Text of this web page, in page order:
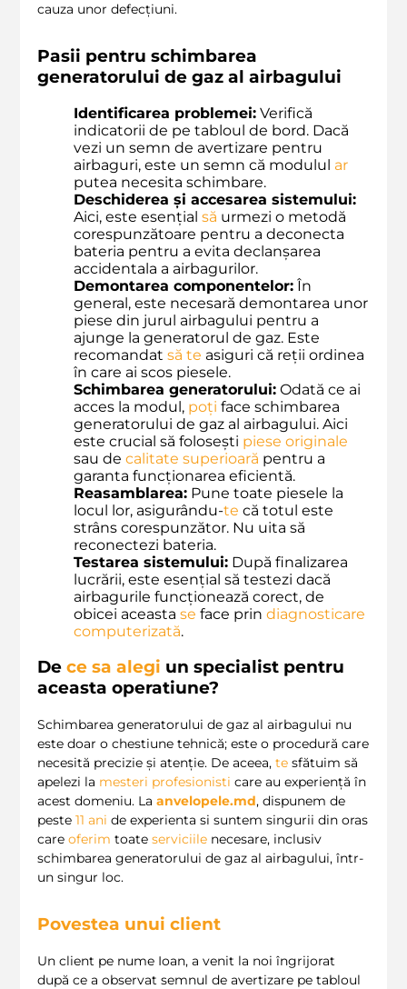
cauza unor defecțiuni.
Pasii pentru schimbarea
generatorului de gaz al airbagului
Identificarea problemei: Verifică
indicatorii de pe tabloul de bord. Dacă
vezi un semn de avertizare pentru
airbaguri, este un semn că modulul ar
putea necesita schimbare.
Deschiderea și accesarea sistemului:
Aici, este esențial să urmezi o metodă
corespunzătoare pentru a deconecta
bateria pentru a evita declanșarea
accidentala a airbagurilor.
Demontarea componentelor: În
general, este necesară demontarea unor
piese din jurul airbagului pentru a
ajunge la generatorul de gaz. Este
recomandat să te asiguri că reții ordinea
în care ai scos piesele.
Schimbarea generatorului: Odată ce ai
acces la modul, poți face schimbarea
generatorului de gaz al airbagului. Aici
este crucial să folosești piese originale
sau de calitate superioară pentru a
garanta funcționarea eficientă.
Reasamblarea: Pune toate piesele la
locul lor, asigurându-te că totul este
strâns corespunzător. Nu uita să
reconectezi bateria.
Testarea sistemului: După finalizarea
lucrării, este esențial să testezi dacă
airbagurile funcționează corect, de
obicei aceasta se face prin diagnosticare
computerizată.
De ce sa alegi un specialist pentru
aceasta operatiune?
Schimbarea generatorului de gaz al airbagului nu
este doar o chestiune tehnică; este o procedură care
necesită precizie și atenție. De aceea, te sfătuim să
apelezi la mesteri profesionisti care au experiență în
acest domeniu. La anvelopele.md, dispunem de
peste 11 ani de experienta si suntem singurii din oras
care oferim toate serviciile necesare, inclusiv
schimbarea generatorului de gaz al airbagului, într-
un singur loc.
Povestea unui client
Un client pe nume Ioan, a venit la noi îngrijorat
după ce a observat semnul de avertizare pe tabloul